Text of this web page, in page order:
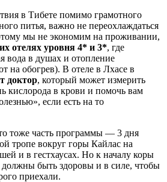
в Тибете помимо грамотного
питья, важно не переохлаждаться
мы не экономим на проживании,
отелях уровня 4* и 3*, где
вода в душах и отопление
на обогрев). В отеле в Лхасе в
доктор, который может измерить
кислорода в крови и помочь вам
если есть на то
тоже часть программы — 3 дня
тропе вокруг горы Кайлас на
и в гестхаусах. Но к началу коры
быть здоровы и в силе, чтобы
приехали.